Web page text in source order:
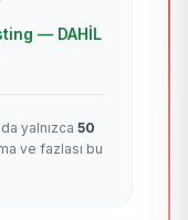
— DAHİL
yalnızca 50
ve fazlası bu